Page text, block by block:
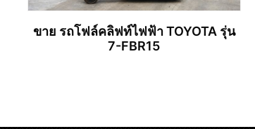
ขาย รถโฟล์คลิฟท์ไฟฟ้า TOYOTA รุ่น
7-FBR15